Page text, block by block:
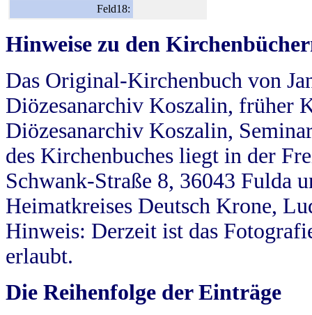
Feld18:
Hinweise zu den
Das Original-Kirchenbuch von
Diözesanarchiv Koszalin, früher
Diözesanarchiv Koszalin,
des Kirchenbuches liegt in der
Schwank-Straße 8, 36043 Fulda
Heimatkreises Deutsch Krone,
Hinweis: Derzeit ist das
erlaubt.
Die Reihenfolge der Einträge